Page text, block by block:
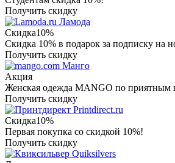
Получить скидку
Ламода
Скидка10%
Скидка 10% в подарок за подписку на
Получить скидку
Манго
Акция
Женская одежда MANGO по приятным
Получить скидку
Printdirect.ru
Скидка10%
Первая покупка со скидкой 10%!
Получить скидку
Quiksilvers